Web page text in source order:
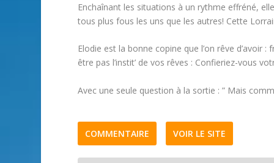
Enchaînant les situations à un rythme effréné,
tous plus fous les uns que les autres! Cette
Elodie est la bonne copine que l’on rêve
être pas l’instit’ de vos rêves : Confieriez-vous
Avec une seule question à la sortie : ” Mais
COMMENTAIRE VOIR LE SITE